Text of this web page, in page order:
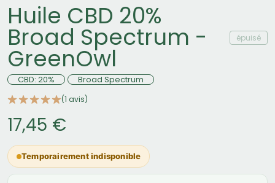
Huile CBD 20%
Broad Spectrum -
GreenOwl
épuisé
CBD: 20% Broad Spectrum
(1 avis)
17,45 €
Temporairement indisponible